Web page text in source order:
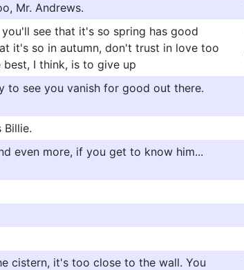
Mr. Andrews.
see that it's so spring has good
it's so in autumn, don't trust in love too
I think, is to give up
to see you vanish for good out there.
Billie.
even more, if you get to know him...
cistern, it's too close to the wall. You